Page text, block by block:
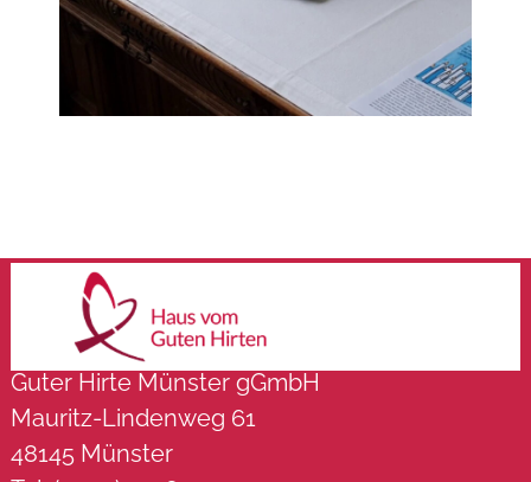
Guter Hirte Münster gGmbH
Mauritz-Lindenweg 61
48145 Münster